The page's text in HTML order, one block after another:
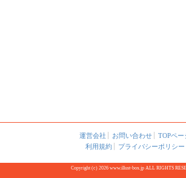
運営会社 お問い合わせ
TOPペー
利用規約
プライバシーポリシー
Copyright (c) 2026 www.illust-box.jp ALL RIGHTS